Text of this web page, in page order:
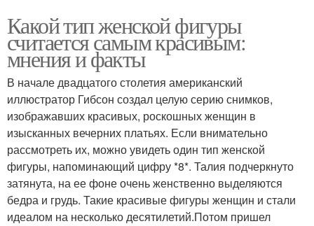
Какой тип женской фигуры
считается самым красивым:
мнения и факты
В начале двадцатого столетия американский
иллюстратор Гибсон создал целую серию снимков,
изображавших красивых, роскошных женщин в
изысканных вечерних платьях. Если внимательно
рассмотреть их, можно увидеть один тип женской
фигуры, напоминающий цифру *8*. Талия подчеркнуто
затянута, на ее фоне очень женственно выделяются
бедра и грудь. Такие красивые фигуры женщин и стали
идеалом на несколько десятилетий.Потом пришел